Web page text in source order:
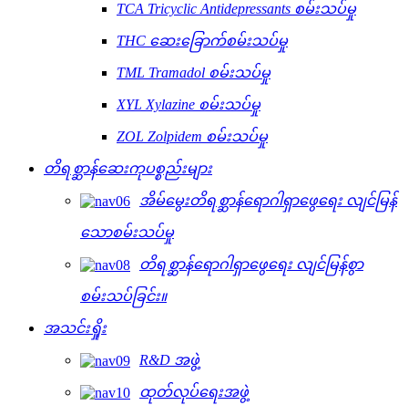
TCA Tricyclic Antidepressants စမ်းသပ်မှု
THC ဆေးခြောက်စမ်းသပ်မှု
TML Tramadol စမ်းသပ်မှု
XYL Xylazine စမ်းသပ်မှု
ZOL Zolpidem စမ်းသပ်မှု
တိရစ္ဆာန်ဆေးကုပစ္စည်းများ
အိမ်မွေးတိရစ္ဆာန်ရောဂါရှာဖွေရေး လျင်မြန်
သောစမ်းသပ်မှု
တိရစ္ဆာန်ရောဂါရှာဖွေရေး လျင်မြန်စွာ
စမ်းသပ်ခြင်း။
အသင်းရှိုး
R&D အဖွဲ့
ထုတ်လုပ်ရေးအဖွဲ့